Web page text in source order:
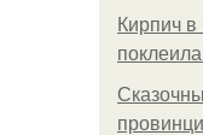
Кирпич в